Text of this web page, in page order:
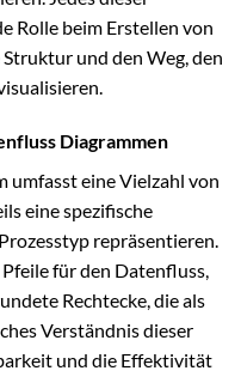
Rolle beim Erstellen von
und den Weg, den
Diagrammen
umfasst eine Vielzahl von
eine spezifische
repräsentieren.
für den Datenfluss,
Rechtecke, die als
Verständnis dieser
und die Effektivität